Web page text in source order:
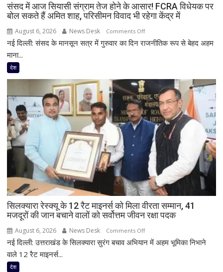
जताई
चिंता,
सीनियर
खिलाड़ियों
जरूरत
संसद में आज सियासी संग्राम तेज होने के आसार! FCRA विधेयक पर
बोल सकते हैं अमित शाह, परिसीमन विवाद भी रहेगा केंद्र में
August 6, 2026 News Desk Comments Offon
संसद
संग्राम
तेज
होने
के
आसार!
FCRA
विधेयक
पर
बोल
सकते
हैं
अमित
शाह,
परिसीमन
विवाद
नई दिल्ली: संसद के मानसून सत्र में गुरुवार का दिन राजनीतिक रूप से बेहद अहम
माना...
देश
सिलक्यारा रेस्क्यू के 12 रैट माइनर्स को मिला वीरता सम्मान, 41
मजदूरों की जान बचाने वालों को सर्वोत्तम जीवन रक्षा पदक
August 6, 2026 News Desk Comments Offon
सिलक्यारा
नई दिल्ली: उत्तराखंड के सिलक्यारा सुरंग बचाव अभियान में अहम भूमिका निभाने
वाले 12 रैट माइनर्स...
देश